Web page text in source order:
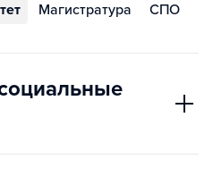
Магистратура СПО